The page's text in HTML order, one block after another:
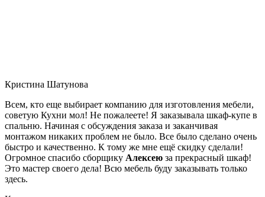
Кристина Шатунова
Всем, кто еще выбирает компанию для изготовления мебели,
советую Кухни мол! Не пожалеете! Я заказывала шкаф-купе в
спальню. Начиная с обсуждения заказа и заканчивая
монтажом никаких проблем не было. Все было сделано очень
быстро и качественно. К тому же мне ещё скидку сделали!
Огромное спасибо сборщику Алексею за прекрасный шкаф!
Это мастер своего дела! Всю мебель буду заказывать только
здесь.